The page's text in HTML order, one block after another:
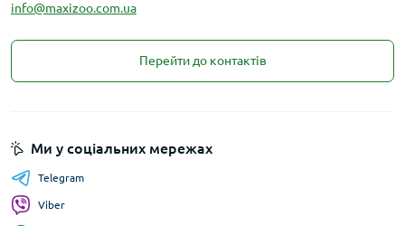
info@maxizoo.com.ua
Перейти до контактів
Ми у соціальних мережах
Telegram
Viber